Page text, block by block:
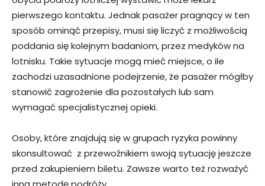
pierwszego kontaktu. Jednak pasażer pragnący w ten
sposób ominąć przepisy, musi się liczyć z możliwością
poddania się kolejnym badaniom, przez medyków na
lotnisku. Takie sytuacje mogą mieć miejsce, o ile
zachodzi uzasadnione podejrzenie, że pasażer mógłby
stanowić zagrożenie dla pozostałych lub sam
wymagać specjalistycznej opieki.
Osoby, które znajdują się w grupach ryzyka powinny
skonsultować z przewoźnikiem swoją sytuację jeszcze
przed zakupieniem biletu. Zawsze warto też rozważyć